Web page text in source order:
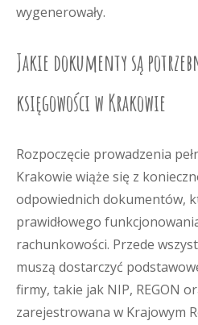
wygenerowały.
Jakie dokumenty są
księgowości w Krakowie
Rozpoczęcie prowadzenia
Krakowie wiąże się z
odpowiednich dokumentów,
prawidłowego
rachunkowości. Przede
muszą dostarczyć
firmy, takie jak NIP, REGON
zarejestrowana w Krajowym